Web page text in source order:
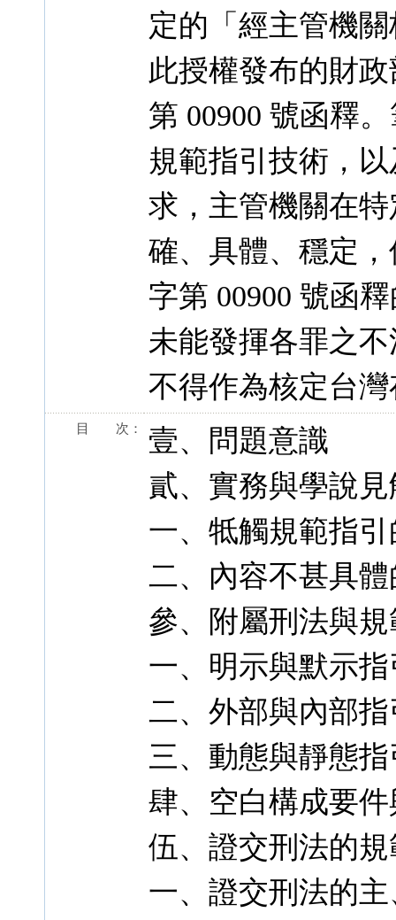
定的「經主管機
此授權發布的財
第 00900 號函釋
規範指引技術，
求，主管機關在
確、具體、穩定
字第 00900 號函
未能發揮各罪之
不得作為核定台
目 次：
壹、問題意識
貳、實務與學說
一、牴觸規範指
二、內容不甚具
參、附屬刑法與
一、明示與默示指
二、外部與內部指
三、動態與靜態指
肆、空白構成要
伍、證交刑法的
一、證交刑法的